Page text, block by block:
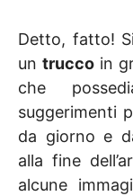
Detto, fatto!
un trucco in
che
suggerimenti
da giorno e
alla fine
alcune